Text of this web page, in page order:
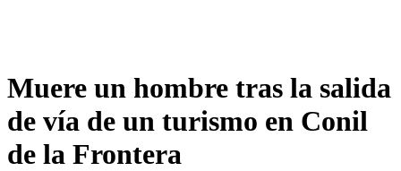
Muere un hombre tras la salida
de vía de un turismo en Conil
de la Frontera